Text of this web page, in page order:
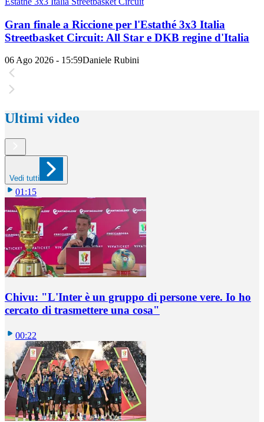
Gran finale a Riccione per l'Estathé 3x3 Italia
Streetbasket Circuit: All Star e DKB regine d'Italia
06 Ago 2026 - 15:59Daniele Rubini
Ultimi video
Vedi tutti
01:15
Chivu: "L'Inter è un gruppo di persone vere. Io ho
cercato di trasmettere una cosa"
00:22